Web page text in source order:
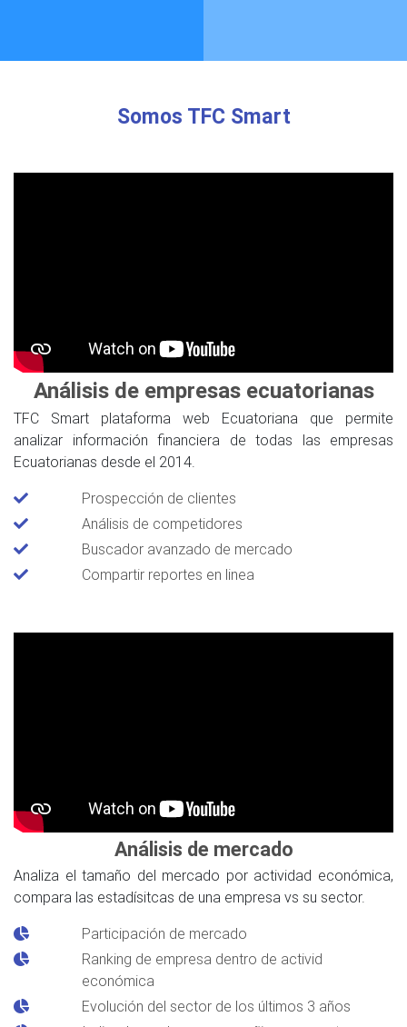
Somos TFC Smart
Análisis de empresas ecuatorianas
TFC Smart plataforma web Ecuatoriana que permite
analizar información financiera de todas las empresas
Ecuatorianas desde el 2014.
Prospección de clientes
Análisis de competidores
Buscador avanzado de mercado
Compartir reportes en linea
Análisis de mercado
Analiza el tamaño del mercado por actividad económica,
compara las estadísitcas de una empresa vs su sector.
Participación de mercado
Ranking de empresa dentro de activid
económica
Evolución del sector de los últimos 3 años